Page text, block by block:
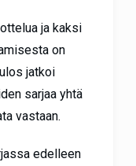
ja kaksi
on
jatkoi
sarjaa yhtä
vastaan.
edelleen